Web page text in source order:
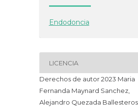
Endodoncia
LICENCIA
Derechos de autor 2023 Maria
Fernanda Maynard Sanchez,
Alejandro Quezada Ballesteros